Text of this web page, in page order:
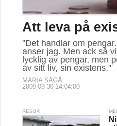
Att leva på
"Det handlar om
anser jag. Men ack så
lycklig av pengar, men
av sitt liv, sin existens."
MARIA SÅGÅ
2009-09-30 14:04:00
RESOR